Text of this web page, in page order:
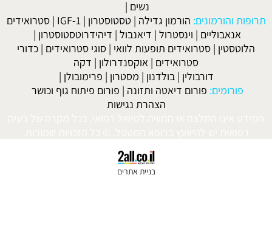
והורמונים:הורמון גדילה|טסטוסטרון|
IGF-1
| סטרואידים
אנאבוליים|וינסטרול|דיאנבול|דיהידרוטסטוסטרון|
|סטרואידים תופעות לוואי|סוגי סטרואידים|כדורי
סטרואידים|אוקסנדרולון|דקה
דורבולין|בולדנון |מסטרון |פרימובולן|
פורום דיאטה ותזונה|פורום פיתוח גוף וכושר
הצהרת נגישות
בניית אתרים